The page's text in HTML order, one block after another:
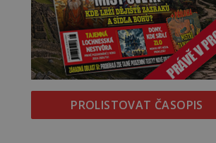
PROLISTOVAT ČASOPIS